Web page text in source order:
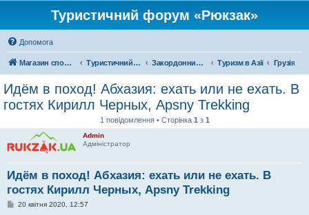
Туристичний форум «Рюкзак»
Допомога
Магазин спорядження Туристичний форум «Рюкзак» Закордонний туризм Туризм в Азії Грузія
Идём в поход! Абхазия: ехать или не ехать. В
гостях Кирилл Черных, Apsny Trekking
1 повідомлення • Сторінка 1 з 1
Admin
Адміністратор
Идём в поход! Абхазия: ехать или не ехать. В
гостях Кирилл Черных, Apsny Trekking
П20 квітня 2020, 12:57